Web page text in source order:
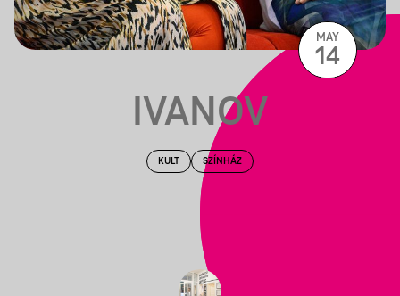
IVANOV
KULT SZÍNHÁZ
MAY
14